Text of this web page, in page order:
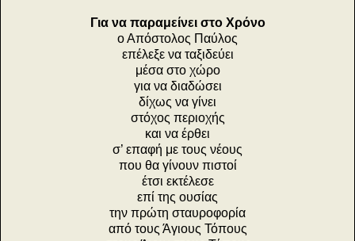
Για να παραμείνει στο Χρόνο
ο Απόστολος Παύλος
επέλεξε να ταξιδεύει
μέσα στο χώρο
για να διαδώσει
δίχως να γίνει
στόχος περιοχής
και να έρθει
σ’ επαφή με τους νέους
που θα γίνουν πιστοί
έτσι εκτέλεσε
επί της ουσίας
την πρώτη σταυροφορία
από τους Άγιους Τόπους